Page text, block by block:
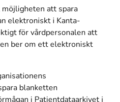
att spara
elektroniskt i Kanta-
för vårdpersonalen att
ber om ett elektroniskt
blanketten
i Patientdataarkivet i